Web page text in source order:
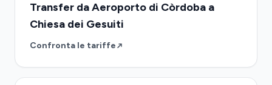
Transfer da Aeroporto di Còrdoba a
Chiesa dei Gesuiti
Confronta le tariffe